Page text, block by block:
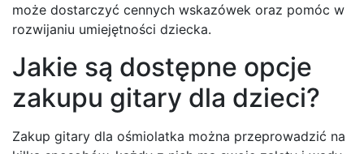
może dostarczyć cennych wskazówek oraz pomóc w
rozwijaniu umiejętności dziecka.
Jakie są dostępne opcje
zakupu gitary dla dzieci?
Zakup gitary dla ośmiolatka można przeprowadzić na